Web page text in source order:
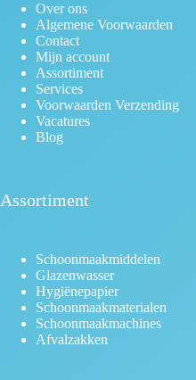
Over ons
Algemene Voorwaarden
Contact
Mijn account
Assortiment
Services
Voorwaarden Verzending
Vacatures
Blog
Assortiment
Schoonmaakmiddelen
Glazenwasser
Hygiënepapier
Schoonmaakmaterialen
Schoonmaakmachines
Afvalzakken